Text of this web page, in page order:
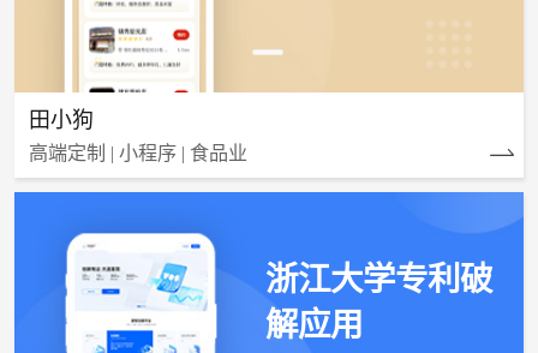
田小狗
高端定制 | 小程序 | 食品业
浙江大学专利破
解应用